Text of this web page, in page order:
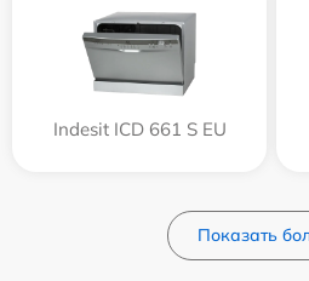
Indesit ICD 661 S EU
Показать